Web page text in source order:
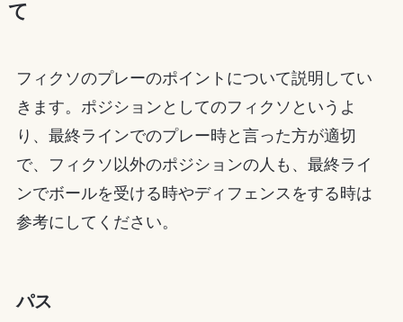
て
フィクソのプレーのポイントについて説明してい
きます。ポジションとしてのフィクソというよ
り、最終ラインでのプレー時と言った方が適切
で、フィクソ以外のポジションの人も、最終ライ
ンでボールを受ける時やディフェンスをする時は
参考にしてください。
パス